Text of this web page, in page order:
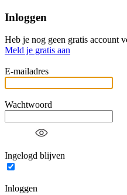
Inloggen
Heb je nog geen gratis account
Meld je gratis aan
E-mailadres
Wachtwoord
Ingelogd blijven
Inloggen